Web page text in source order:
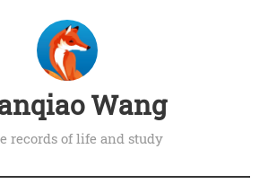
Wang
records of life and study